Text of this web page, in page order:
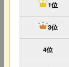
1位
3位
4位